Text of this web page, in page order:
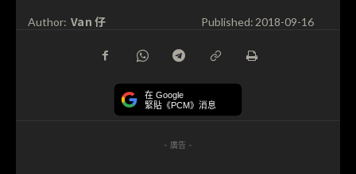
Author: Van 仔 Published:2018-09-16
在 Google
緊貼《PCM》消息
- 廣告 -